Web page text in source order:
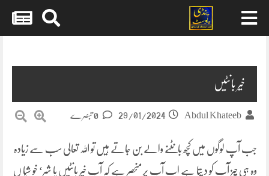
خیر بانٹیں
Abdul Khateeb
29/01/2024
جب آپ لوگوں میں کچھ بانٹنے والے بن جاتے ہیں تو اللہ تعالی سب سے زیادہ
وہ ہی چیز آپ کو د یتا ہے اب آپ پر منحصر ہے کہ آپ خیر بانٹیں یا شر‘ خو شیا ں